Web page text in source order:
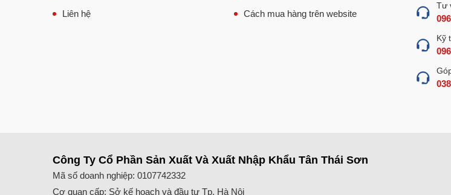
Liên hệ Cách mua hàng trên website
Tư
Kỹ
Công Ty Cổ Phần Sản Xuất Và Xuất Nhập Khẩu Tân Thái Sơn
Mã số doanh nghiệp: 0107742332
Cơ quan cấp: Sở kế hoạch và đầu tư Tp. Hà Nội